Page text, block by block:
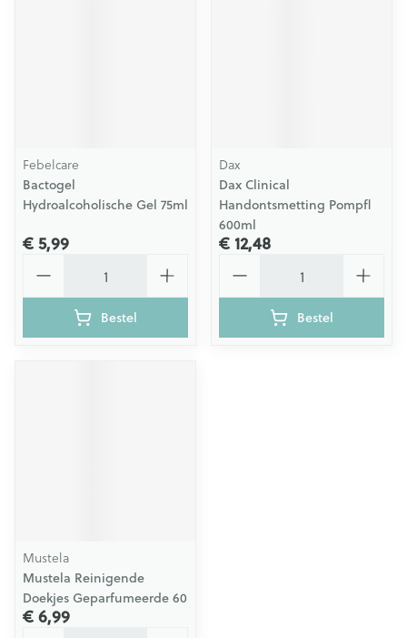
Febelcare
Bactogel
Hydroalcoholische Gel 75ml
€ 5,99
Bestel
Dax
Dax Clinical
Handontsmetting Pompfl
600ml
€ 12,48
Bestel
Mustela
Mustela Reinigende
Doekjes Geparfumeerde 60
€ 6,99